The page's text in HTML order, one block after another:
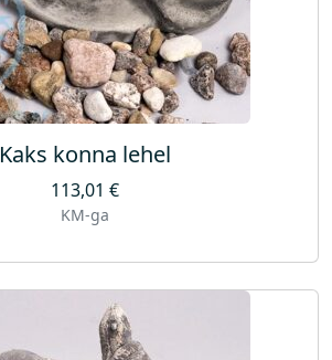
Kaks konna lehel
113,01 €
KM-ga